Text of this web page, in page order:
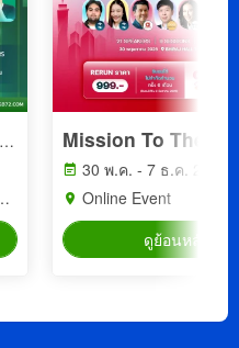
People Performance Conference (PPC2026) - YEAR OF WORK LIFE INTELLIGENCE
30 พ.ค. - 7 ธ.ค. 2569
Online Event
ดูย้อนหลัง